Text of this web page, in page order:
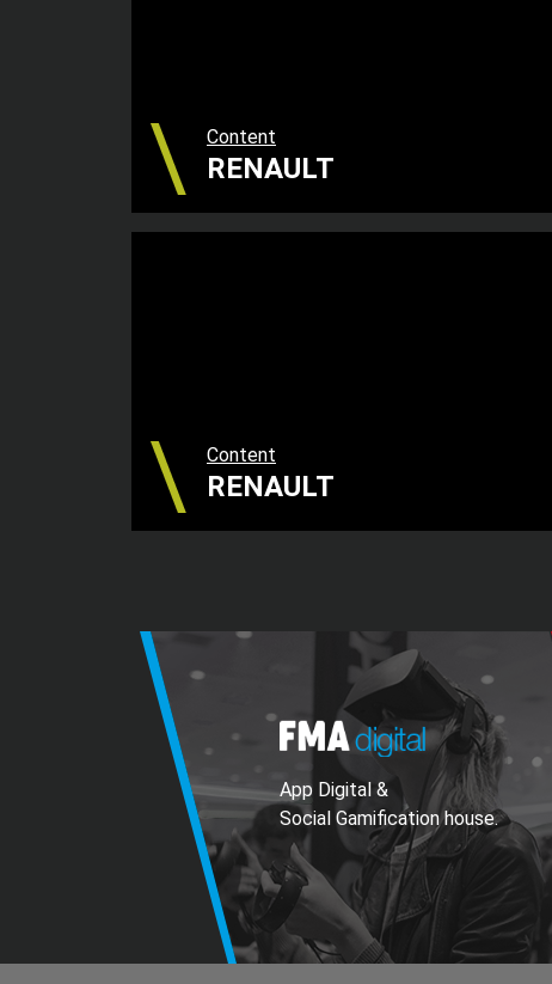
Content
RENAULT
Content
RENAULT
App Digital &
Social Gamification house.